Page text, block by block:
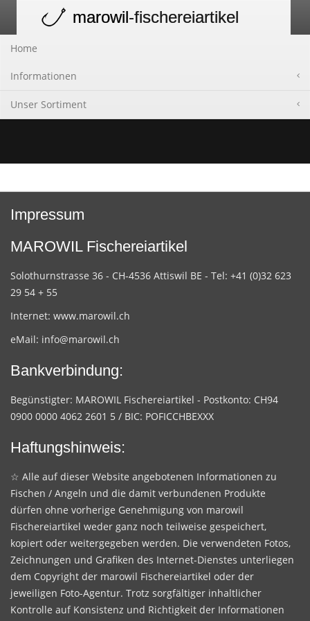
navigation
marowil-fischereiartikel
Home
Informationen
Unser Sortiment
Impressum
MAROWIL Fischereiartikel
Solothurnstrasse 36 - CH-4536 Attiswil BE - Tel: +41 (0)32 623
29 54 + 55
Internet: www.marowil.ch
eMail: info@marowil.ch
Bankverbindung:
Begünstigter: MAROWIL Fischereiartikel - Postkonto: CH94
0900 0000 4062 2601 5 / BIC: POFICCHBEXXX
Haftungshinweis:
☆ Alle auf dieser Website angebotenen Informationen zu
Fischen / Angeln und die damit verbundenen Produkte
dürfen ohne vorherige Genehmigung von marowil
Fischereiartikel weder ganz noch teilweise gespeichert,
kopiert oder weitergegeben werden. Die verwendeten Fotos,
Zeichnungen und Grafiken des Internet-Dienstes unterliegen
dem Copyright der marowil Fischereiartikel oder der
jeweiligen Foto-Agentur. Trotz sorgfältiger inhaltlicher
Kontrolle auf Konsistenz und Richtigkeit der Informationen